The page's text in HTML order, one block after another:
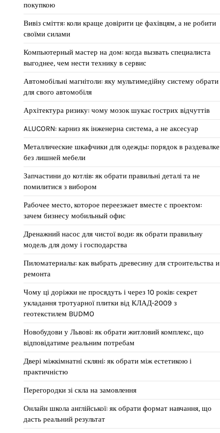
покупкою
Вивіз сміття: коли краще довірити це фахівцям, а не робити
своїми силами
Компьютерный мастер на дом: когда вызвать специалиста
выгоднее, чем нести технику в сервис
Автомобільні магнітоли: яку мультимедійну систему обрати
для свого автомобіля
Архітектура ризику: чому мозок шукає гострих відчуттів
ALUCORN: карниз як інженерна система, а не аксесуар
Металлические шкафчики для одежды: порядок в раздевалке
без лишней мебели
Запчастини до котлів: як обрати правильні деталі та не
помилитися з вибором
Рабочее место, которое переезжает вместе с проектом:
зачем бизнесу мобильный офис
Дренажний насос для чистої води: як обрати правильну
модель для дому і господарства
Пиломатериалы: как выбрать древесину для строительства и
ремонта
Чому ці доріжки не просядуть і через 10 років: секрет
укладання тротуарної плитки від КЛАД-2009 з
геотекстилем BUDMO
Новобудови у Львові: як обрати житловий комплекс, що
відповідатиме реальним потребам
Двері міжкімнатні скляні: як обрати між естетикою і
практичністю
Перегородки зі скла на замовлення
Онлайн школа англійської: як обрати формат навчання, що
дасть реальний результат